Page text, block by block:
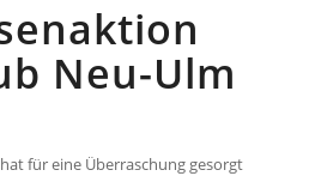
Neu-Ulm
für eine Überraschung gesorgt